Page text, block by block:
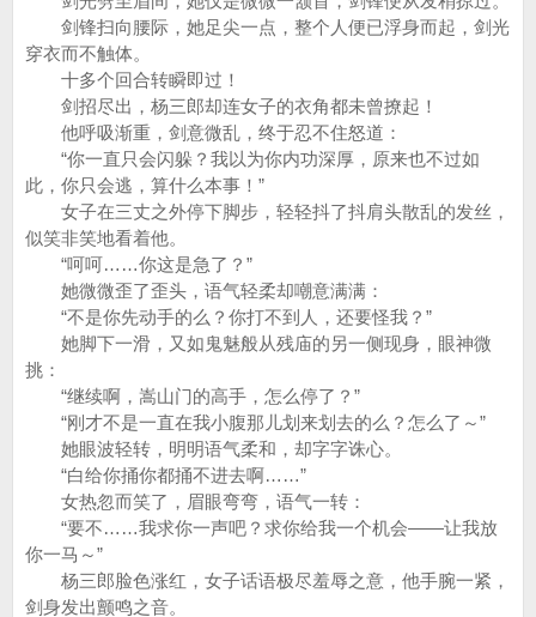
剑锋扫向腰际，她足尖一点，整个人便已浮身而起，剑光
穿衣而不触体。
十多个回合转瞬即过！
剑招尽出，杨三郎却连女子的衣角都未曾撩起！
他呼吸渐重，剑意微乱，终于忍不住怒道：
“你一直只会闪躲？我以为你内功深厚，原来也不过如
此，你只会逃，算什么本事！”
女子在三丈之外停下脚步，轻轻抖了抖肩头散乱的发丝，
似笑非笑地看着他。
“呵呵……你这是急了？”
她微微歪了歪头，语气轻柔却嘲意满满：
“不是你先动手的么？你打不到人，还要怪我？”
她脚下一滑，又如鬼魅般从残庙的另一侧现身，眼神微
挑：
“继续啊，嵩山门的高手，怎么停了？”
“刚才不是一直在我小腹那儿划来划去的么？怎么了～”
她眼波轻转，明明语气柔和，却字字诛心。
“白给你捅你都捅不进去啊……”
女热忽而笑了，眉眼弯弯，语气一转：
“要不……我求你一声吧？求你给我一个机会——让我放
你一马～”
杨三郎脸色涨红，女子话语极尽羞辱之意，他手腕一紧，
剑身发出颤鸣之音。